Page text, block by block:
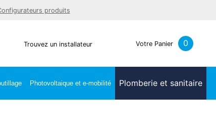
produits
Trouvez un installateur Votre Panier 0
Photovoltaique et e-mobilité Plomberie et sanitaire